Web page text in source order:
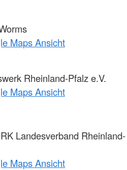
Maps Ansicht
Rheinland-Pfalz e.V.
Maps Ansicht
Landesverband Rheinland-
Maps Ansicht